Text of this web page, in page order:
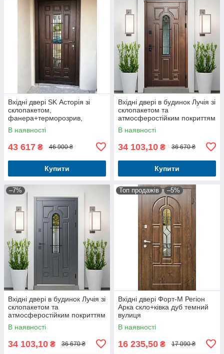
Вхідні двері SK Асторія зі
склопакетом,
фанера+терморозрив,
вуличні комплектація Аляска
В наявності
43 617 ₴ 46 900 ₴
Купити
Вхідні двері в будинок Лучія зі
склопакетом та
атмосферостійким покриттям
ArWood
В наявності
34 103,10 ₴ 36 670 ₴
Купити
–7%
Вхідні двері в будинок Лучія зі
склопакетом та
атмосферостійким покриттям
ArWood сірі
В наявності
34 103,10 ₴ 36 670 ₴
Топ продажів –5%
Вхідні двері Форт-M Регіон
Арка скло+ківка дуб темний
вулиця
В наявності
16 235,50 ₴ 17 090 ₴